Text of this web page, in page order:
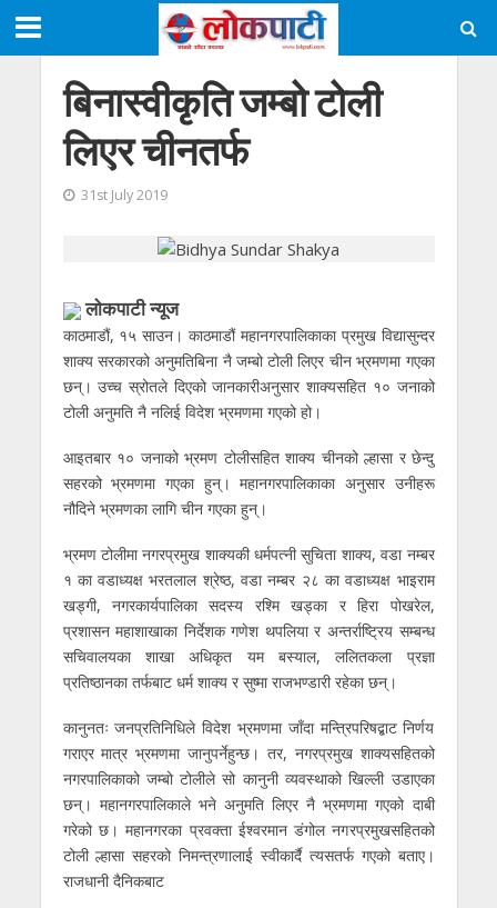
बिनास्वीकृति जम्बो टोली
लिएर चीनतर्फ
31st July 2019
लाेकपाटी न्यूज
काठमाडौं, १५ साउन। काठमाडौं महानगरपालिकाका प्रमुख विद्यासुन्दर
शाक्य सरकारको अनुमतिबिना नै जम्बो टोली लिएर चीन भ्रमणमा गएका
छन्। उच्च स्रोतले दिएको जानकारीअनुसार शाक्यसहित १० जनाको
टोली अनुमति नै नलिई विदेश भ्रमणमा गएको हो।
आइतबार १० जनाको भ्रमण टोलीसहित शाक्य चीनको ल्हासा र छेन्दु
सहरको भ्रमणमा गएका हुन्। महानगरपालिकाका अनुसार उनीहरू
नौदिने भ्रमणका लागि चीन गएका हुन्।
भ्रमण टोलीमा नगरप्रमुख शाक्यकी धर्मपत्नी सुचिता शाक्य, वडा नम्बर
१ का वडाध्यक्ष भरतलाल श्रेष्ठ, वडा नम्बर २८ का वडाध्यक्ष भाइराम
खड्गी, नगरकार्यपालिका सदस्य रश्मि खड्का र हिरा पोखरेल,
प्रशासन महाशाखाका निर्देशक गणेश थपलिया र अन्तर्राष्ट्रिय सम्बन्ध
सचिवालयका शाखा अधिकृत यम बस्याल, ललितकला प्रज्ञा
प्रतिष्ठानका तर्फबाट धर्म शाक्य र सुष्मा राजभण्डारी रहेका छन्।
कानुनतः जनप्रतिनिधिले विदेश भ्रमणमा जाँदा मन्त्रिपरिषद्बाट निर्णय
गराएर मात्र भ्रमणमा जानुपर्नेहुन्छ। तर, नगरप्रमुख शाक्यसहितको
नगरपालिकाको जम्बो टोलीले सो कानुनी व्यवस्थाको खिल्ली उडाएका
छन्। महानगरपालिकाले भने अनुमति लिएर नै भ्रमणमा गएको दाबी
गरेको छ। महानगरका प्रवक्ता ईश्वरमान डंगोल नगरप्रमुखसहितको
टोली ल्हासा सहरको निमन्त्रणालाई स्वीकार्दै त्यसतर्फ गएको बताए।
राजधानी दैनिकबाट